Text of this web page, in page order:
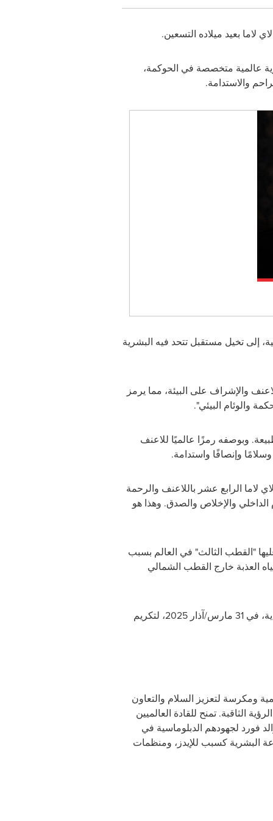
لاما بعيد ميلاده التسعين.
عالمية متخصصة في الحوكمة،
والاستدامة.
إلى تخيل مستقبل تتحد فيه البشرية
والإشراف على البيئة، مما يرمز
والوئام البيئي".
وبوصفه رمزًا عالميًا للاعنف
وإنصافًا واستدامة.
لاما الرابع عشر باللاعنف والرحمة
والإخلاص والصدق. وهذا هو
"القطب الثالث" في العالم بسبب
العذبة خارج القطب الشمالي
في دارامسالا، موطن الدالاي لاما في منطقة الهيمالايا الهندية، في 31 مارس/آذار 2025، لتكريم
ومكرسة لتعزيز السلام والتعاون
الثاقبة. تمنح للقادة العالميين
فورد لجهودهم الدبلوماسية في
البشرية كسبب للإيدز، ومنظمات